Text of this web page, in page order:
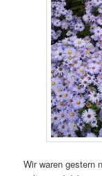
Wir waren gestern